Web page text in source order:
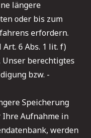
längere
oder bis zum
erfordern.
6 Abs. 1 lit. f)
Unser berechtigtes
bzw. -
Speicherung
Aufnahme in
werden